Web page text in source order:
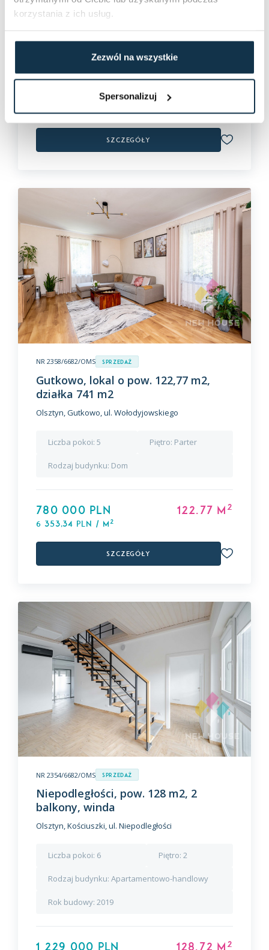
korzystania z ich usług.
Zezwól na wszystkie
Spersonalizuj
Liczba pokoi:2 Piętro: 4
Rok budowy:
299 000 PLN
Szczegóły
NR 2358/6682/OMS Sprzedaż
Gutkowo, lokal o pow. 122,77 m2,
działka 741 m2
Olsztyn, Gutkowo, ul. Wołodyjowskiego
Liczba pokoi: 5 Piętro: Parter
Rodzaj budynku: Dom
780 000 PLN
6 353,34 PLN / m2
122.77 m 2
Szczegóły
NR 2354/6682/OMS Sprzedaż
Niepodległości, pow. 128 m2, 2
balkony, winda
Olsztyn, Kościuszki, ul. Niepodległości
Liczba pokoi: 6 Piętro: 2
Rodzaj budynku: Apartamentowo-handlowy
Rok budowy: 2019
1 229 000 PLN 128.72 m 2